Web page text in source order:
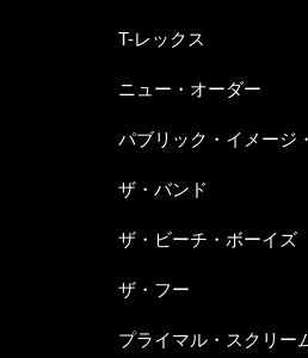
T-レックス
ニュー・オーダー
パブリック・イメージ
ザ・バンド
ザ・ビーチ・ボーイズ
ザ・フー
プライマル・スクリー